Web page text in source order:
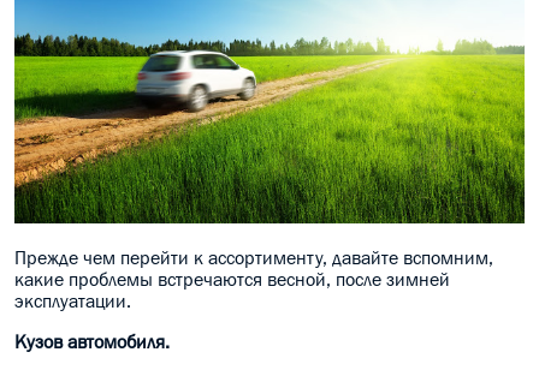
АВТО КОСМЕТИКА
МОТО МАСЛА
ВСЕ БРЕНДЫ
Прежде чем перейти к ассортименту, давайте вспомним,
какие проблемы встречаются весной, после зимней
эксплуатации.
Кузов автомобиля.